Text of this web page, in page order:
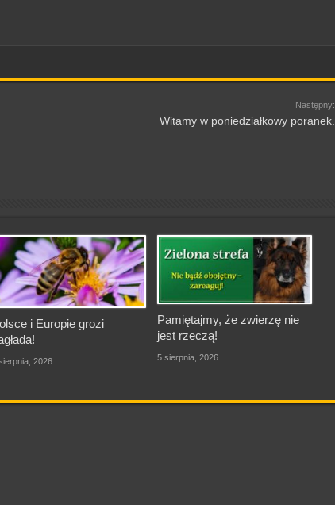
Następny:
Witamy w poniedziałkowy poranek.
i Europie grozi
2026
Pamiętajmy, że zwierzę nie
jest rzeczą!
5 sierpnia, 2026